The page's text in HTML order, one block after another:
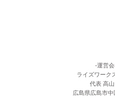
-運営
ライズワーク
代表 高
広島県広島市